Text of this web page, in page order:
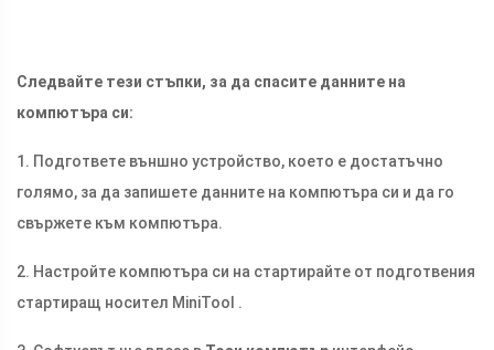
Следвайте тези стъпки, за да спасите данните на
компютъра си:
1. Подгответе външно устройство, което е достатъчно
голямо, за да запишете данните на компютъра си и да го
свържете към компютъра.
2. Настройте компютъра си на стартирайте от подготвения
стартиращ носител MiniTool .